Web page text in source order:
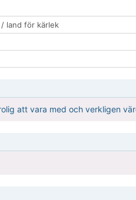
land för kärlek
att vara med och verkligen